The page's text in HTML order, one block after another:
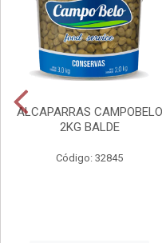
ALCAPARRAS CAMPOBELO
2KG BALDE
Código: 32845